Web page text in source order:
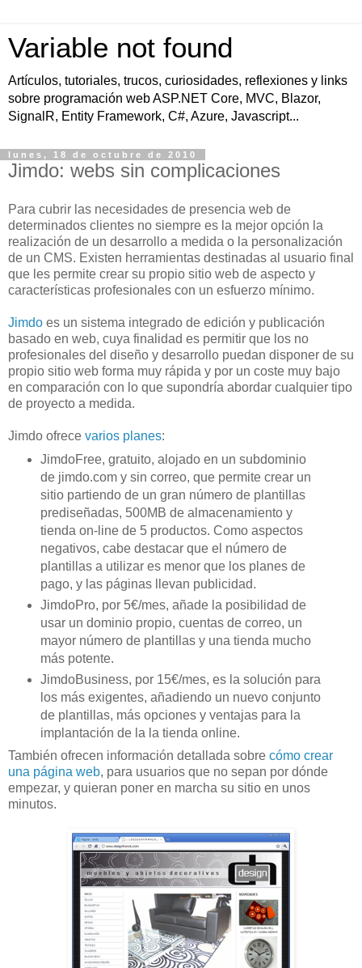
Variable not found
Artículos, tutoriales, trucos, curiosidades, reflexiones y links
sobre programación web ASP.NET Core, MVC, Blazor,
SignalR, Entity Framework, C#, Azure, Javascript...
lunes, 18 de octubre de 2010
Jimdo: webs sin complicaciones
Para cubrir las necesidades de presencia web de
determinados clientes no siempre es la mejor opción la
realización de un desarrollo a medida o la personalización
de un CMS. Existen herramientas destinadas al usuario final
que les permite crear su propio sitio web de aspecto y
características profesionales con un esfuerzo mínimo.
Jimdo es un sistema integrado de edición y publicación
basado en web, cuya finalidad es permitir que los no
profesionales del diseño y desarrollo puedan disponer de su
propio sitio web forma muy rápida y por un coste muy bajo
en comparación con lo que supondría abordar cualquier tipo
de proyecto a medida.
Jimdo ofrece varios planes:
JimdoFree, gratuito, alojado en un subdominio
de jimdo.com y sin correo, que permite crear un
sitio partiendo de un gran número de plantillas
prediseñadas, 500MB de almacenamiento y
tienda on-line de 5 productos. Como aspectos
negativos, cabe destacar que el número de
plantillas a utilizar es menor que los planes de
pago, y las páginas llevan publicidad.
JimdoPro, por 5€/mes, añade la posibilidad de
usar un dominio propio, cuentas de correo, un
mayor número de plantillas y una tienda mucho
más potente.
JimdoBusiness, por 15€/mes, es la solución para
los más exigentes, añadiendo un nuevo conjunto
de plantillas, más opciones y ventajas para la
implantación de la la tienda online.
También ofrecen información detallada sobre cómo crear
una página web, para usuarios que no sepan por dónde
empezar, y quieran poner en marcha su sitio en unos
minutos.